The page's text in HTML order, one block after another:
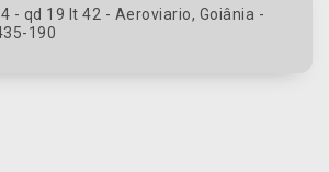
- qd 19 lt 42 - Aeroviario, Goiânia -
190